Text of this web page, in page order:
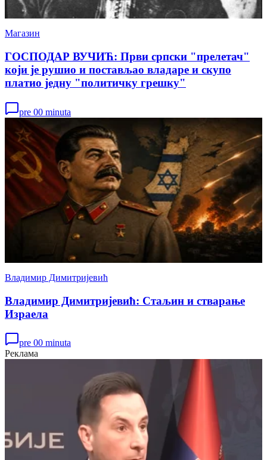
Магазин
ГОСПОДАР ВУЧИЋ: Први српски "прелетач"
који је рушио и постављао владаре и скупо
платио једну "политичку грешку"
pre 00 minuta
Владимир Димитријевић
Владимир Димитријевић: Стаљин и стварање
Израела
pre 00 minuta
Реклама